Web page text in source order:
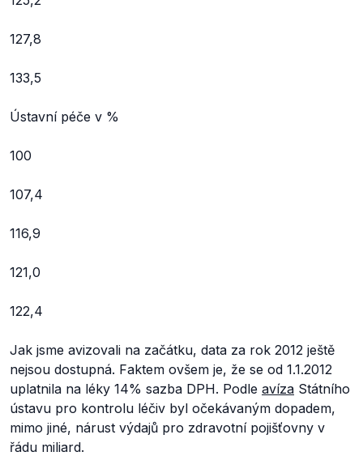
127,8
133,5
Ústavní péče v %
100
107,4
116,9
121,0
122,4
Jak jsme avizovali na začátku, data za rok 2012 ještě
nejsou dostupná. Faktem ovšem je, že se od 1.1.2012
uplatnila na léky 14% sazba DPH. Podle avíza Státního
ústavu pro kontrolu léčiv byl očekávaným dopadem,
mimo jiné, nárust výdajů pro zdravotní pojišťovny v
řádu miliard.